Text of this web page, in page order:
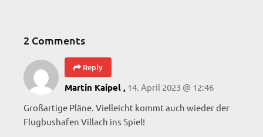
2 Comments
Reply
Martin Kaipel , 14. April 2023 @ 12:46
Großartige Pläne. Vielleicht kommt auch wieder der
Flugbushafen Villach ins Spiel!